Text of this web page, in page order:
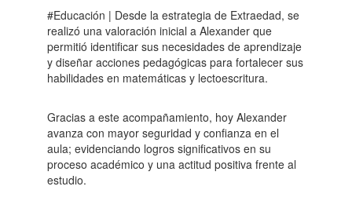
#Educación | Desde la estrategia de Extraedad, se
realizó una valoración inicial a Alexander que
permitió identificar sus necesidades de aprendizaje
y diseñar acciones pedagógicas para fortalecer sus
habilidades en matemáticas y lectoescritura.
Gracias a este acompañamiento, hoy Alexander
avanza con mayor seguridad y confianza en el
aula; evidenciando logros significativos en su
proceso académico y una actitud positiva frente al
estudio.